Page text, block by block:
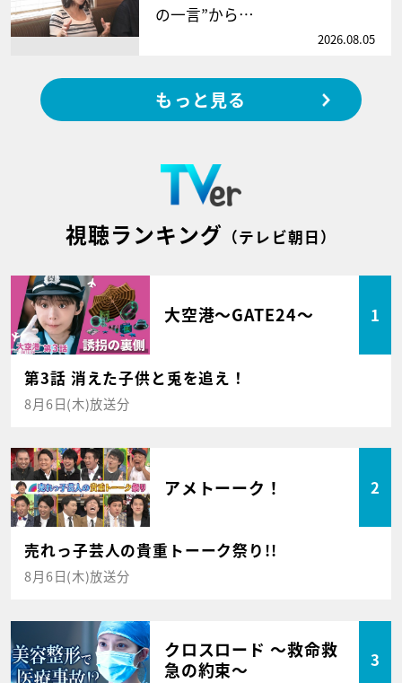
の一言”から…
2026.08.05
もっと見る
視聴ランキング （テレビ朝日）
大空港～GATE24～ 1
第3話 消えた子供と兎を追え！
8月6日(木)放送分
アメトーーク！ 2
売れっ子芸人の貴重トーーク祭り!!
8月6日(木)放送分
クロスロード ～救命救
急の約束～
3